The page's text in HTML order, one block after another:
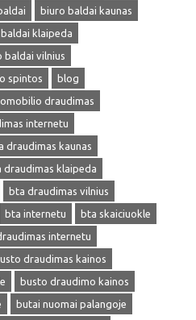
biuro baldai kaunas
klaipeda
baldai vilnius
spintos
blog
draudimas
internetu
draudimas kaunas
draudimas klaipeda
bta draudimas vilnius
bta internetu
bta skaiciuokle
internetu
draudimas kainos
busto draudimo kainos
butai nuomai palangoje